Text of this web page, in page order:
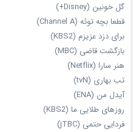
گل خونین (Disney+)
قطعا بچه توئه (Channel A)
برای دزد عزیزم (KBS2)
بازگشت قاضی (MBC)
هنر سارا (Netflix)
تب بهاری (tvN)
آیدل من (ENA)
روزهای طلایی ما (KBS2)
فردایی حتمی (jTBC)